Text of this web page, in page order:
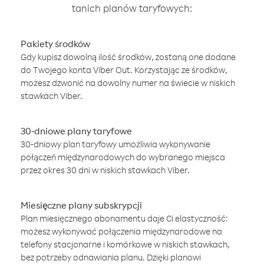
tanich planów taryfowych:
Pakiety środków
Gdy kupisz dowolną ilość środków, zostaną one dodane
do Twojego konta Viber Out. Korzystając ze środków,
możesz dzwonić na dowolny numer na świecie w niskich
stawkach Viber.
30-dniowe plany taryfowe
30-dniowy plan taryfowy umożliwia wykonywanie
połączeń międzynarodowych do wybranego miejsca
przez okres 30 dni w niskich stawkach Viber.
Miesięczne plany subskrypcji
Plan miesięcznego abonamentu daje Ci elastyczność:
możesz wykonywać połączenia międzynarodowe na
telefony stacjonarne i komórkowe w niskich stawkach,
bez potrzeby odnawiania planu. Dzięki planowi